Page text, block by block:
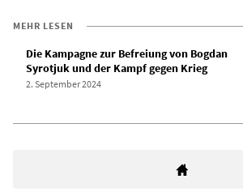
MEHR LESEN
Die Kampagne zur Befreiung von Bogdan
Syrotjuk und der Kampf gegen Krieg
2. September 2024